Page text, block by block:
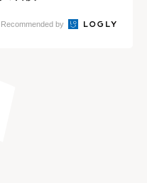
Recommended by